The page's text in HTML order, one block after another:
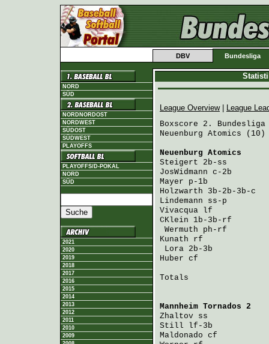
DBV Bundesliga
NORD
SÜD
NORDNORDOST
NORDWEST
SÜDOST
SÜDWEST
PLAYOFFS
PLAYOFFS/D-POKAL
NORD
SÜD
2021
2020
2019
2018
2017
2016
2015
2014
2013
2012
2011
2010
2009
League Overview|
League
Boxscore 2. Bundesliga
Neuenburg Atomics
Neuenburg Atomics
Steigert 2b-ss
JosWidmann c-2b
Mayer p-1b
Holzwarth 3b-2b-3b-c
Lindemann ss-p
Vivacqua lf
CKlein 1b-3b-rf
Wermuth ph-rf
Kunath rf
Lora 2b-3b
Huber cf
Totals
Mannheim Tornados 2
Zhaltov ss
Still lf-3b
Maldonado cf